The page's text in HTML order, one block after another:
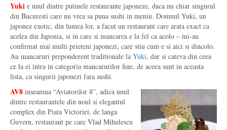
Yuki e unul dintre putinele restaurante japoneze, daca nu chiar singurul
din Bucuresti care nu vrea sa puna sushi in meniu. Domnul Yuki, un
japonez exotic, din lumea lor, a facut un restaurant care arata exact ca
acelea din Japonia, si in care si mancarea e la fel ca acolo – mi-au
confirmat mai multi prieteni japonezi, care stiu cum e si aici si dincolo.
Au mancaruri preponderent traditionale la Yuki, dar si cateva din ceea
ce la ei intra in categoria mancarurilor fine, de aceea sunt in aceasta
lista, ca singurii japonezi fara sushi.
AV8 inseamna “Aviatorilor 8”, adica unul
dintre restaurantele din noul si elegantul
complex din Piata Victoriei, de langa
Guvern, restaurant pe care Vlad Mihulescu